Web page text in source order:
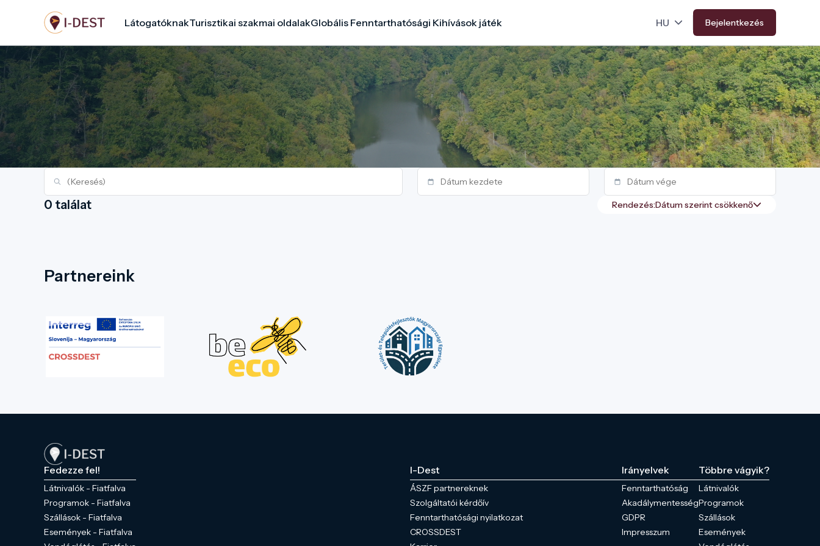
tartalomra
LátogatóknakTurisztikai szakmai oldalakGlobális Fenntarthatósági Kihívások játék Bejelentkezés
0 találat Rendezés:
Partnereink
Fedezze fel!
Látnivalók - Fiatfalva
Programok - Fiatfalva
Szállások - Fiatfalva
Események - Fiatfalva
I-Dest
ÁSZF partnereknek
Szolgáltatói kérdőív
Fenntarthatósági nyilatkozat
CROSSDEST
Irányelvek
Fenntarthatóság
Akadálymentesség
GDPR
Impresszum
Többre vágyik?
Látnivalók
Programok
Szállások
Események